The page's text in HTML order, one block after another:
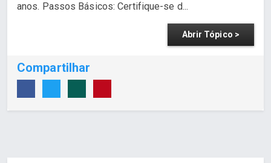
anos. Passos Básicos: Certifique-se d...
Abrir Tópico >
Compartilhar